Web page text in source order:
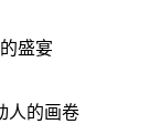
盛宴
人的画卷